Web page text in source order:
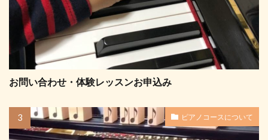
お問い合わせ・体験レッスンお申込み
ピアノコースについて